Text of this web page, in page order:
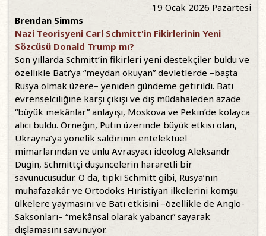
19 Ocak 2026 Pazartesi
Brendan Simms
Nazi Teorisyeni Carl Schmitt'in Fikirlerinin Yeni
Sözcüsü Donald Trump mı?
Son yıllarda Schmitt’in fikirleri yeni destekçiler buldu ve
özellikle Batı’ya “meydan okuyan” devletlerde –başta
Rusya olmak üzere– yeniden gündeme getirildi. Batı
evrenselciliğine karşı çıkışı ve dış müdahaleden azade
“büyük mekânlar” anlayışı, Moskova ve Pekin’de kolayca
alıcı buldu. Örneğin, Putin üzerinde büyük etkisi olan,
Ukrayna’ya yönelik saldırının entelektüel
mimarlarından ve ünlü Avrasyacı ideolog Aleksandr
Dugin, Schmittçi düşüncelerin hararetli bir
savunucusudur. O da, tıpkı Schmitt gibi, Rusya’nın
muhafazakâr ve Ortodoks Hıristiyan ilkelerini komşu
ülkelere yaymasını ve Batı etkisini –özellikle de Anglo-
Saksonları– “mekânsal olarak yabancı” sayarak
dışlamasını savunuyor.